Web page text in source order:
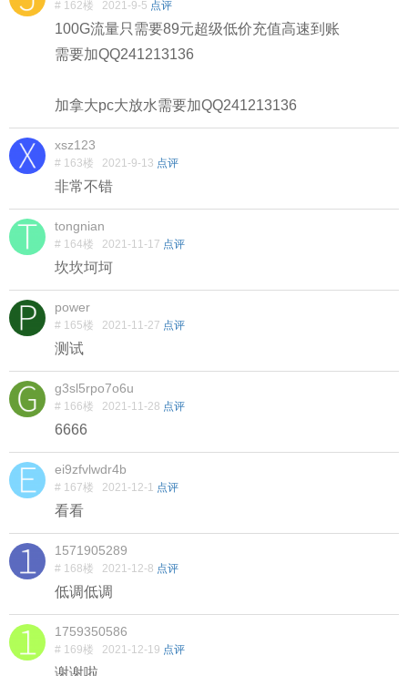
# 162楼 2021-9-5 点评
100G流量只需要89元超级低价充值高速到账
需要加QQ241213136
加拿大pc大放水需要加QQ241213136
xsz123
# 163楼 2021-9-13 点评
非常不错
tongnian
# 164楼 2021-11-17 点评
坎坎坷坷
power
# 165楼 2021-11-27 点评
测试
g3sl5rpo7o6u
# 166楼 2021-11-28 点评
6666
ei9zfvlwdr4b
# 167楼 2021-12-1 点评
看看
1571905289
# 168楼 2021-12-8 点评
低调低调
1759350586
# 169楼 2021-12-19 点评
谢谢啦